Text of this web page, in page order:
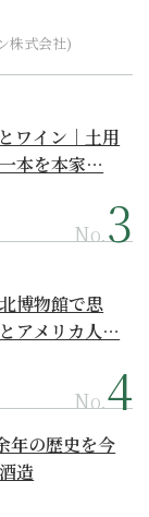
株式会社)
ワイン｜土用
本を本家…
No.
博物館で思
アメリカ人…
No.
年の歴史を今
造